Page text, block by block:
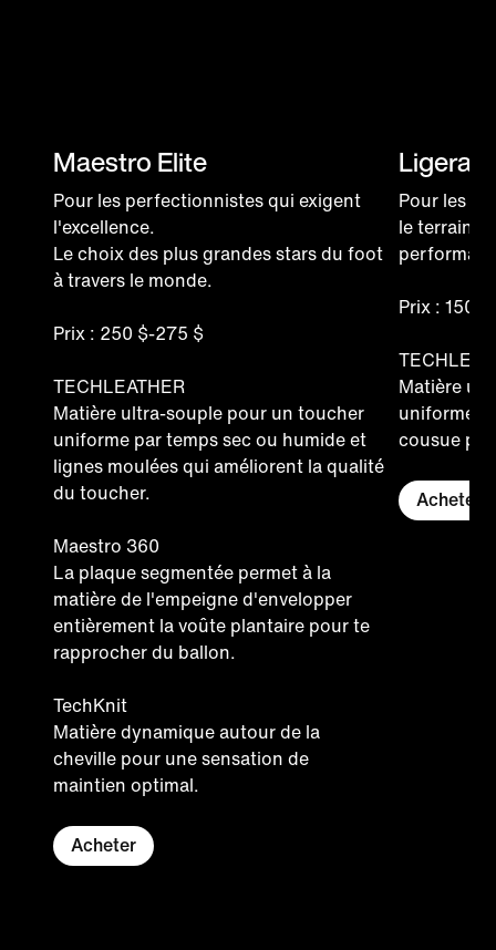
Maestro Elite
Pour les perfectionnistes qui exigent
l'excellence.
Le choix des plus grandes stars du foot
à travers le monde.
Prix : 250 $-275 $
TECHLEATHER
Matière ultra-souple pour un toucher
uniforme par temps sec ou humide et
lignes moulées qui améliorent la qualité
du toucher.
Maestro 360
La plaque segmentée permet à la
matière de l'empeigne d'envelopper
entièrement la voûte plantaire pour te
rapprocher du ballon.
TechKnit
Matière dynamique autour de la
cheville pour une sensation de
maintien optimal.
Acheter
Ligera
Pour les
le terrain
Prix : 150
Matière
uniforme
cousue
Acheter